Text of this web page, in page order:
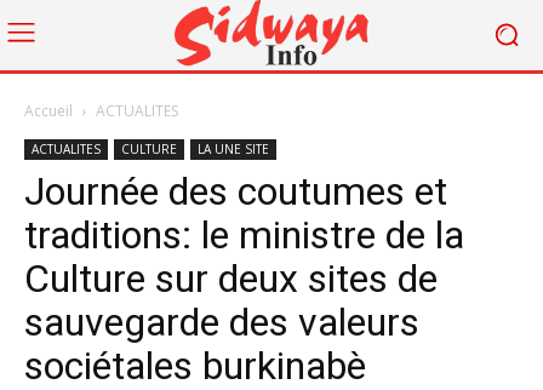
Accueil ACTUALITES
ACTUALITES CULTURE LA UNE SITE
Journée des coutumes et
traditions: le ministre de la
Culture sur deux sites de
sauvegarde des valeurs
sociétales burkinabè